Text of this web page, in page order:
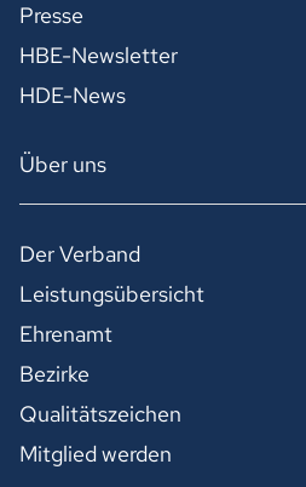
Presse
HBE-Newsletter
HDE-News
Über uns
Der Verband
Leistungsübersicht
Ehrenamt
Bezirke
Qualitätszeichen
Mitglied werden